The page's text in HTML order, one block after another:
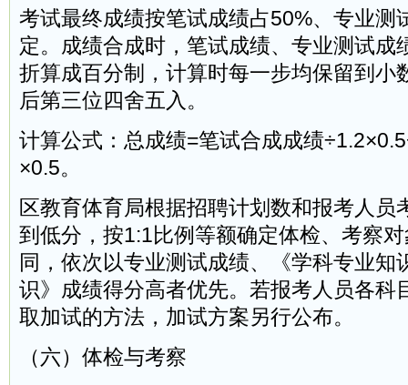
考试最终成绩按笔试成绩占50%、专业测
定。成绩合成时，笔试成绩、专业测试成
折算成百分制，计算时每一步均保留到小
后第三位四舍五入。
计算公式：总成绩=笔试合成成绩
×0.5。
区教育体育局根据招聘计划数和报考人员
到低分，按1:1比例等额确定体检、考察
同，依次以专业测试成绩、《学科专业知
识》成绩得分高者优先。若报考人员各科
取加试的方法，加试方案另行公布。
（六）体检与考察